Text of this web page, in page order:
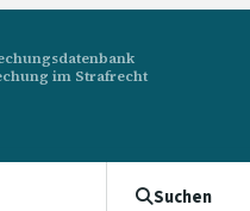
im Strafrecht
Suchen